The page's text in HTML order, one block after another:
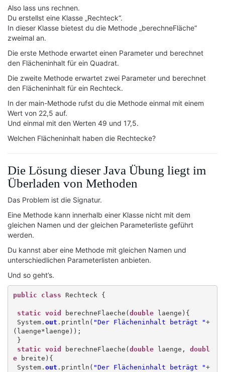
Also lass uns rechnen.
Du erstellst eine Klasse „Rechteck“.
In dieser Klasse bietest du die Methode „berechneFläche“
zweimal an.
Die erste Methode erwartet einen Parameter und berechnet
den Flächeninhalt für ein Quadrat.
Die zweite Methode erwartet zwei Parameter und berechnet
den Flächeninhalt für ein Rechteck.
In der main-Methode rufst du die Methode einmal mit einem
Wert von 22,5 auf.
Und einmal mit den Werten 49 und 17,5.
Welchen Flächeninhalt haben die Rechtecke?
Die Lösung dieser Java Übung liegt im
Überladen von Methoden
Das Problem ist die Signatur.
Eine Methode kann innerhalb einer Klasse nicht mit dem
gleichen Namen und der gleichen Parameterliste geführt
werden.
Du kannst aber eine Methode mit gleichen Namen und
unterschiedlichen Parameterlisten anbieten.
Und so geht’s.
public class Rechteck {
static void berechneFlaeche(double laenge){
System. out .println( "Der Flächeninhalt beträgt "+
(laenge*laenge));
static void
berechneFlaeche(double laenge, doubl
e breite){
System. out .println( "Der Flächeninhalt beträgt "+